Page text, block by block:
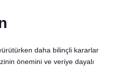
daha bilinçli kararlar
önemini ve veriye dayalı